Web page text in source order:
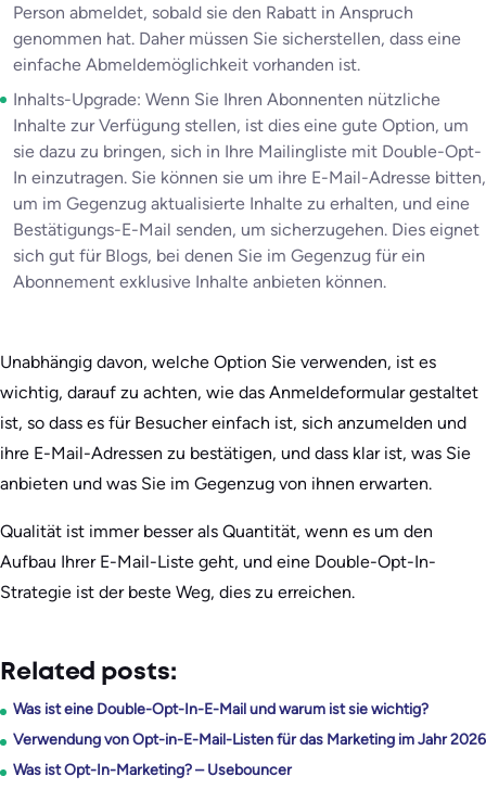
Person abmeldet, sobald sie den Rabatt in Anspruch
genommen hat. Daher müssen Sie sicherstellen, dass eine
einfache Abmeldemöglichkeit vorhanden ist.
Inhalts-Upgrade: Wenn Sie Ihren Abonnenten nützliche
Inhalte zur Verfügung stellen, ist dies eine gute Option, um
sie dazu zu bringen, sich in Ihre Mailingliste mit Double-Opt-
In einzutragen. Sie können sie um ihre E-Mail-Adresse bitten,
um im Gegenzug aktualisierte Inhalte zu erhalten, und eine
Bestätigungs-E-Mail senden, um sicherzugehen. Dies eignet
sich gut für Blogs, bei denen Sie im Gegenzug für ein
Abonnement exklusive Inhalte anbieten können.
Unabhängig davon, welche Option Sie verwenden, ist es
wichtig, darauf zu achten, wie das Anmeldeformular gestaltet
ist, so dass es für Besucher einfach ist, sich anzumelden und
ihre E-Mail-Adressen zu bestätigen, und dass klar ist, was Sie
anbieten und was Sie im Gegenzug von ihnen erwarten.
Qualität ist immer besser als Quantität, wenn es um den
Aufbau Ihrer E-Mail-Liste geht, und eine Double-Opt-In-
Strategie ist der beste Weg, dies zu erreichen.
Related posts:
Was ist eine Double-Opt-In-E-Mail und warum ist sie wichtig?
Verwendung von Opt-in-E-Mail-Listen für das Marketing im Jahr 2026
Was ist Opt-In-Marketing? – Usebouncer